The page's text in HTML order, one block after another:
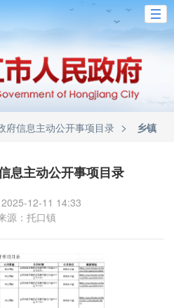
府信息主动公开事项目录 > 乡镇
息主动公开事项目录
12-11 14:33
源：托口镇